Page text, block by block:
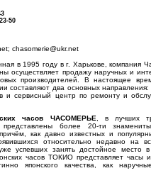
50
chasomerie@ukr.net
в 1995 году в г. Харькове, компания
осуществляет продажу наручных и
производителей. В настоящее
составляют два основных направления:
и сервисный центр по ремонту и
часов ЧАСОМЕРЬЕ , в лучших
представлены более 20-ти
как давно известных и
относительно недавно на
успевших занять достойное место в
часов ТОКИО представляет часы
японского качества, как